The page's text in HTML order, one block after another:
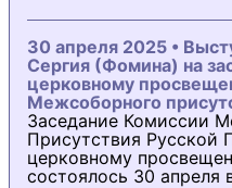
30 апреля 2025 •
Сергия (Фомина) на
церковному
Межсоборного
Заседание Комиссии
Присутствия Русской
церковному
состоялось 30 апреля